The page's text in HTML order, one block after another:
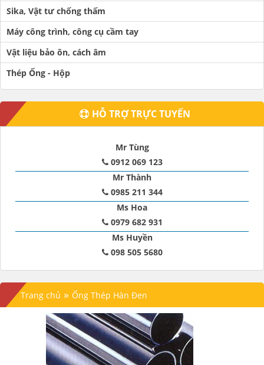
Sika, Vật tư chống thấm
Máy công trình, công cụ cầm tay
Vật liệu bảo ôn, cách âm
Thép Ống - Hộp
HỖ TRỢ TRỰC TUYẾN
Mr Tùng
0912 069 123
Mr Thành
0985 211 344
Ms Hoa
0979 682 931
Ms Huyền
098 505 5680
Trang chủ » Ống Thép Hàn Đen